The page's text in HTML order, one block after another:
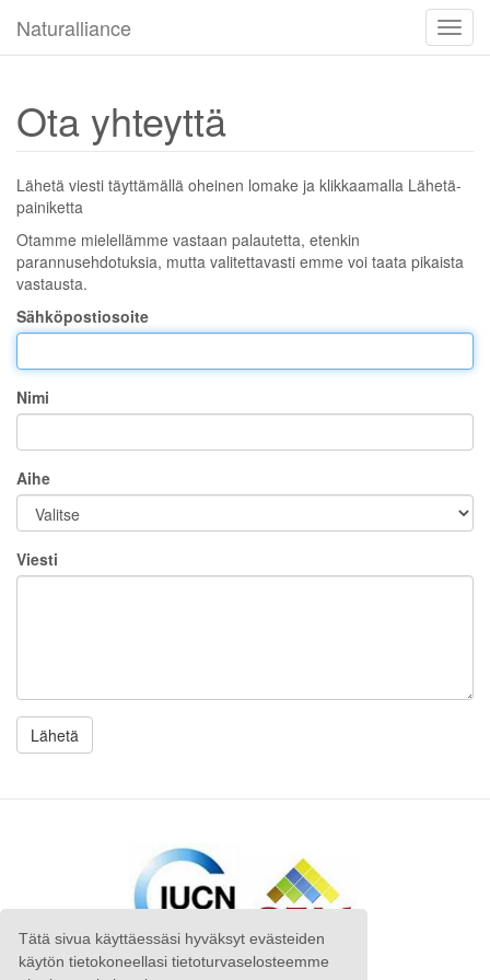
Tätä sivua käyttäessäsi hyväksyt evästeiden
käytön tietokoneellasi tietoturvaselosteemme
Naturalliance
Ota yhteyttä
Lähetä viesti täyttämällä oheinen lomake ja klikkaamalla Lähetä-
painiketta
Otamme mielellämme vastaan palautetta, etenkin
parannusehdotuksia, mutta valitettavasti emme voi taata pikaista
vastausta.
Sähköpostiosoite
Nimi
Aihe
Viesti